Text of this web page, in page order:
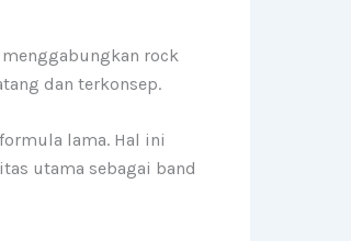
rock
dan terkonsep.
lama. Hal ini
utama sebagai band